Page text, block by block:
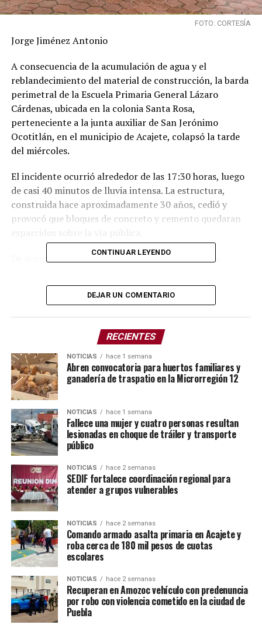
FOTO: CORTESÍA
Jorge Jiménez Antonio
A consecuencia de la acumulación de agua y el
reblandecimiento del material de construcción, la barda
perimetral de la Escuela Primaria General Lázaro
Cárdenas, ubicada en la colonia Santa Rosa,
perteneciente a la junta auxiliar de San Jerónimo
Ocotitlán, en el municipio de Acajete, colapsó la tarde
del miércoles.
El incidente ocurrió alrededor de las 17:30 horas, luego
de casi 40 minutos de lluvia intensa. La estructura,
construida hace aproximadamente 30 años, cedió y
provocó que bloques de concreto y cemento quedaran
De acuerdo con la información recabada, la barda
desgaste natural por el paso del tiempo, situación que,
sumada a las condiciones climáticas, ocasionó su
colapso.
Tras el incidente, autoridades municipales y locales
acudieron al lugar para acordonar la zona y retirar el
material que obstruía la calle, con el fin de prevenir
riesgos para la población.
La mañana de este jueves, directivos de la institución
educativa, integrantes del comité de madres y padres de
familia, así como autoridades auxiliares, sostuvieron una
reunión con el presidente municipal, Cristian Flores,
para exponer la situación y solicitar el respaldo del
Ayuntamiento.
Como resultado del encuentro, el alcalde se
comprometió a rehabilitar la barda perimetral de la
escuela. Este jueves iniciaron los trabajos de limpieza y
remoción de escombros por parte de una cuadrilla de
Obras Públicas y el viernes iniciará la reconstrucción de
la estructura, reforzando con mampostería para evitar
futuros accidentes y garantizar la seguridad de la
comunidad escolar.
CONTINUAR LEYENDO
DEJAR UN COMENTARIO
RECIENTES
NOTICIAS hace 1 semana
Abren convocatoria para huertos familiares y
ganadería de traspatio en la Microrregión 12
NOTICIAS hace 1 semana
Fallece una mujer y cuatro personas resultan
lesionadas en choque de tráiler y transporte
público
NOTICIAS hace 2 semanas
SEDIF fortalece coordinación regional para
atender a grupos vulnerables
NOTICIAS hace 2 semanas
Comando armado asalta primaria en Acajete y
roba cerca de 180 mil pesos de cuotas
escolares
NOTICIAS hace 2 semanas
Recuperan en Amozoc vehículo con predenuncia
por robo con violencia cometido en la ciudad de
Puebla